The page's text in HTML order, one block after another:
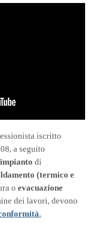
iscritto
a seguito
di
(termico e
o evacuazione
dei lavori, devono
.